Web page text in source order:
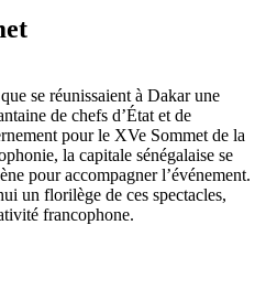
se réunissaient à Dakar une
de chefs d’État et de
pour le XVe Sommet de la
la capitale sénégalaise se
pour accompagner l’événement.
un florilège de ces spectacles,
francophone.